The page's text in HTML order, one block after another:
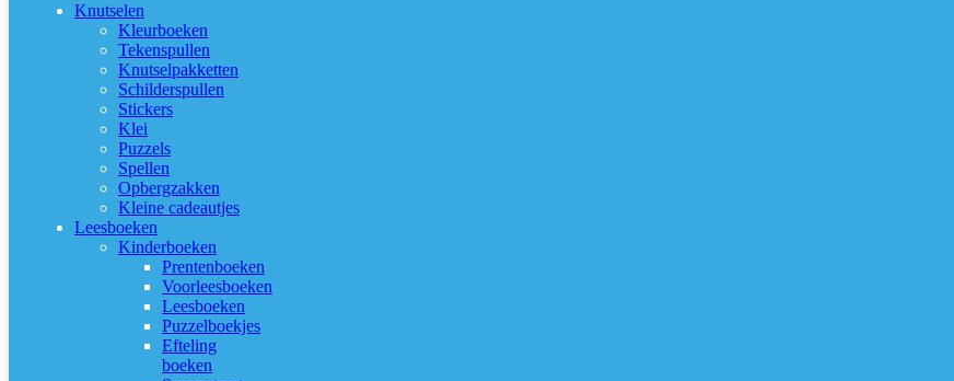
Knutselen
Kleurboeken
Tekenspullen
Knutselpakketten
Schilderspullen
Stickers
Klei
Puzzels
Spellen
Opbergzakken
Kleine cadeautjes
Leesboeken
Kinderboeken
Prentenboeken
Voorleesboeken
Leesboeken
Puzzelboekjes
Efteling
boeken